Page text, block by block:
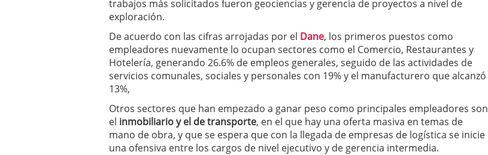
trabajos más solicitados fueron geociencias y gerencia de proyectos a nivel de
exploración.
De acuerdo con las cifras arrojadas por el Dane, los primeros puestos como
empleadores nuevamente lo ocupan sectores como el Comercio, Restaurantes y
Hotelería, generando 26.6% de empleos generales, seguido de las actividades de
servicios comunales, sociales y personales con 19% y el manufacturero que alcanzó
13%,
Otros sectores que han empezado a ganar peso como principales empleadores son
el inmobiliario y el de transporte, en el que hay una oferta masiva en temas de
mano de obra, y que se espera que con la llegada de empresas de logística se inicie
una ofensiva entre los cargos de nivel ejecutivo y de gerencia intermedia.